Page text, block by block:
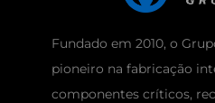
Fundado em 2010, o
pioneiro na fabricação
componentes críticos,